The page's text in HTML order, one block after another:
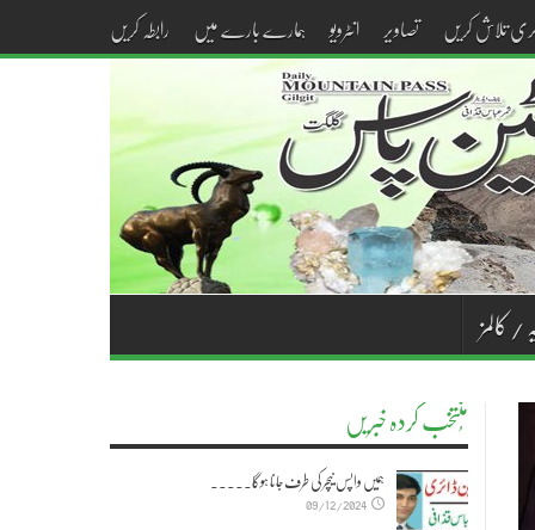
رابطہ کریں ہمارے بارے میں انٹرویو تصاویر تلاش کریں
/ کالمز
مُنتخب کردہ خبریں
ہمیں واپس نیچر کی طرف جانا ہوگا۔۔۔۔۔
09/12/2024